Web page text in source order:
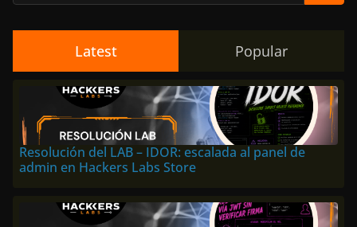
Latest Popular
Resolución del LAB – IDOR: escalada al panel de
admin en Hackers Labs Store